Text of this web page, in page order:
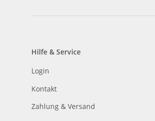
Hilfe & Service
Login
Kontakt
Zahlung & Versand